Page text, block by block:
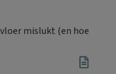
mislukt (en hoe